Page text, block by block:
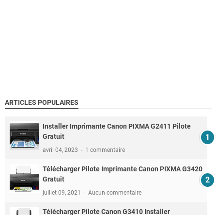
ARTICLES POPULAIRES
Installer Imprimante Canon PIXMA G2411 Pilote
Gratuit
avril 04, 2023 1 commentaire
Télécharger Pilote Imprimante Canon PIXMA G3420
Gratuit
juillet 09, 2021 Aucun commentaire
Télécharger Pilote Canon G3410 Installer